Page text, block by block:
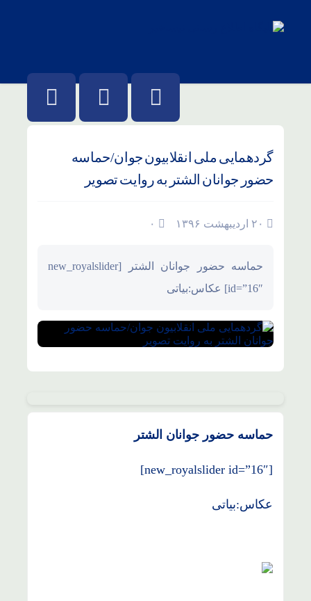
گردهمایی ملی انقلابیون جوان/حماسه
حضور جوانان الشتر به روایت تصویر
۰
حماسه حضور جوانان الشتر [new_royalslider
id=”16″] عکاس:بیاتی
حماسه حضور جوانان الشتر
[new_royalslider id=”16″]
عکاس:بیاتی